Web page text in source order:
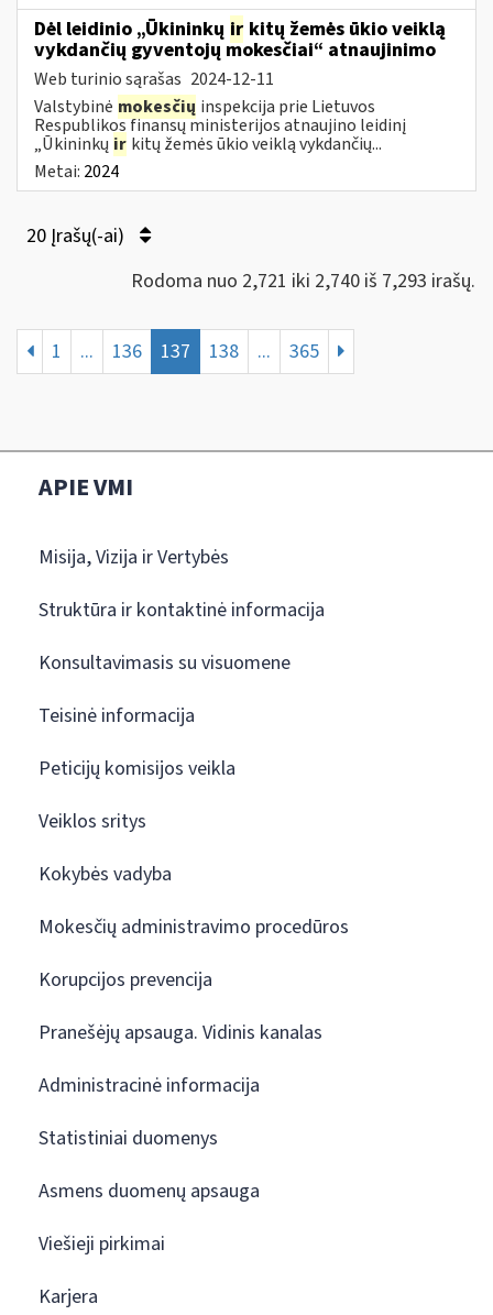
Dėl leidinio „Ūkininkų ir kitų žemės ūkio veiklą
vykdančių gyventojų mokesčiai“ atnaujinimo
Web turinio sąrašas 2024-12-11
Valstybinė mokesčių inspekcija prie Lietuvos
Respublikos finansų ministerijos atnaujino leidinį
„Ūkininkų ir kitų žemės ūkio veiklą vykdančių...
Metai: 2024
20 Įrašų(-ai)
Rodoma nuo 2,721 iki 2,740 iš 7,293 irašų.
1 ... 136 137 138 ... 365
APIE VMI
Misija, Vizija ir Vertybės
Struktūra ir kontaktinė informacija
Konsultavimasis su visuomene
Teisinė informacija
Peticijų komisijos veikla
Veiklos sritys
Kokybės vadyba
Mokesčių administravimo procedūros
Korupcijos prevencija
Pranešėjų apsauga. Vidinis kanalas
Administracinė informacija
Statistiniai duomenys
Asmens duomenų apsauga
Viešieji pirkimai
Karjera